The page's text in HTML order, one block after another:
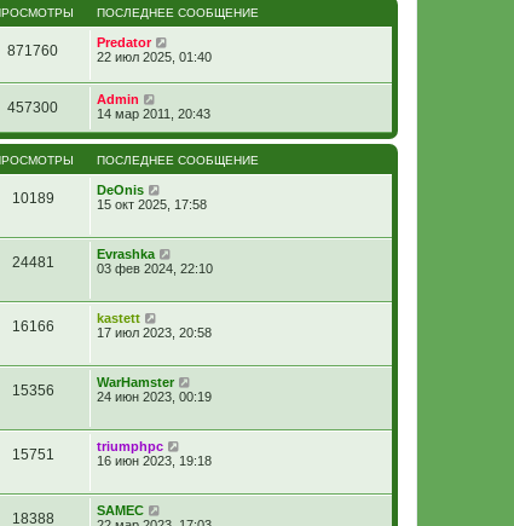
ПОСЛЕДНЕЕ СООБЩЕНИЕ
871760
Predator
22 июл 2025, 01:40
457300
Admin
14 мар 2011, 20:43
ПОСЛЕДНЕЕ СООБЩЕНИЕ
10189
DeOnis
15 окт 2025, 17:58
24481
Evrashka
03 фев 2024, 22:10
16166
kastett
17 июл 2023, 20:58
15356
WarHamster
24 июн 2023, 00:19
15751
triumphpc
16 июн 2023, 19:18
18388
SAMEC